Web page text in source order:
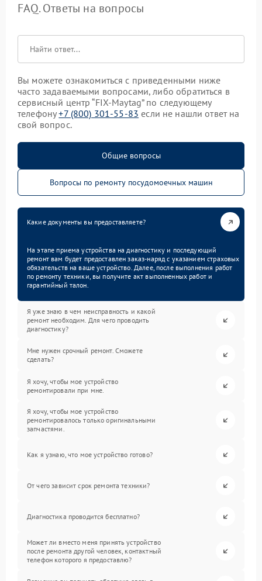
FAQ. Ответы на вопросы
Вы можете ознакомиться с приведенными ниже
часто задаваемыми вопросами, либо обратиться в
сервисный центр “FIX-Maytag” по следующему
телефону+7 (800) 301-55-83 если не нашли ответ на
свой вопрос.
Общие вопросы
Вопросы по ремонту посудомоечных машин
Какие документы вы предоставляете?
На этапе приема устройства на диагностику и последующий
ремонт вам будет предоставлен заказ-наряд с указанием страховых
обязательств на ваше устройство. Далее, после выполнения работ
по ремонту техники, вы получите акт выполненных работ и
гарантийный талон.
Я уже знаю в чем неисправность и какой
ремонт необходим. Для чего проводить
диагностику?
Мне нужен срочный ремонт. Сможете
сделать?
Я хочу, чтобы мое устройство
ремонтировали при мне.
Я хочу, чтобы мое устройство
ремонтировалось только оригинальными
запчастями.
Как я узнаю, что мое устройство готово?
От чего зависит срок ремонта техники?
Диагностика проводится бесплатно?
Может ли вместо меня принять устройство
после ремонта другой человек, контактный
телефон которого я предоставлю?